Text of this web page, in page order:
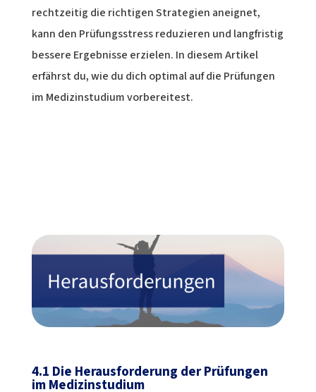
rechtzeitig die richtigen Strategien aneignet,
kann den Prüfungsstress reduzieren und langfristig
bessere Ergebnisse erzielen. In diesem Artikel
erfährst du, wie du dich optimal auf die Prüfungen
im Medizinstudium vorbereitest.
4.1 Die Herausforderung der Prüfungen
im Medizinstudium